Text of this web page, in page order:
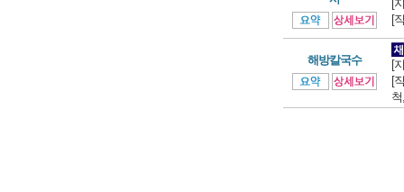
[
[
해방칼국수
[
[